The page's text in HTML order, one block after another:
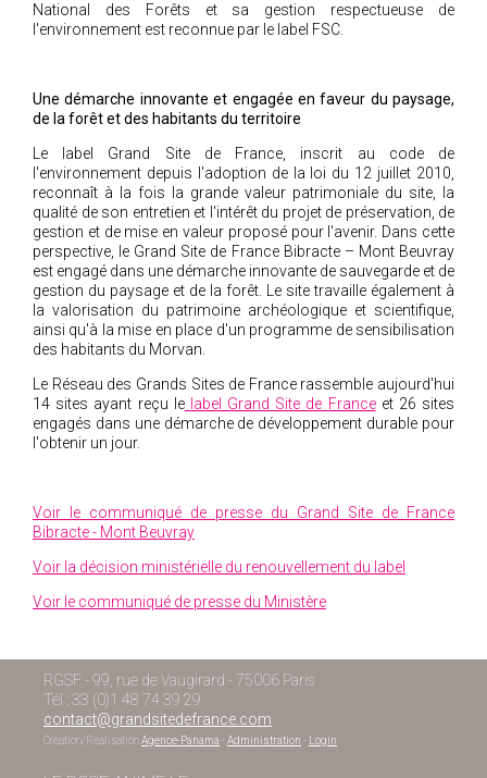
National des Forêts et sa gestion respectueuse de
l'environnement est reconnue par le label FSC.
Une démarche innovante et engagée en faveur du paysage,
de la forêt et des habitants du territoire
Le label Grand Site de France, inscrit au code de
l'environnement depuis l'adoption de la loi du 12 juillet 2010,
reconnaît à la fois la grande valeur patrimoniale du site, la
qualité de son entretien et l'intérêt du projet de préservation, de
gestion et de mise en valeur proposé pour l'avenir. Dans cette
perspective, le Grand Site de France Bibracte – Mont Beuvray
est engagé dans une démarche innovante de sauvegarde et de
gestion du paysage et de la forêt. Le site travaille également à
la valorisation du patrimoine archéologique et scientifique,
ainsi qu'à la mise en place d'un programme de sensibilisation
des habitants du Morvan.
Le Réseau des Grands Sites de France rassemble aujourd'hui
14 sites ayant reçu le label Grand Site de Franceet 26 sites
engagés dans une démarche de développement durable pour
l'obtenir un jour.
Voir le communiqué de presse du Grand Site de France
Bibracte - Mont Beuvray
Voir la décision ministérielle du renouvellement du label
Voir le communiqué de presse du Ministère
RGSF - 99, rue de Vaugirard - 75006 Paris
Tél : 33 (0)1 48 74 39 29
contact@grandsitedefrance.com
Création/RéalisationAgence-Panama - Administration - Login